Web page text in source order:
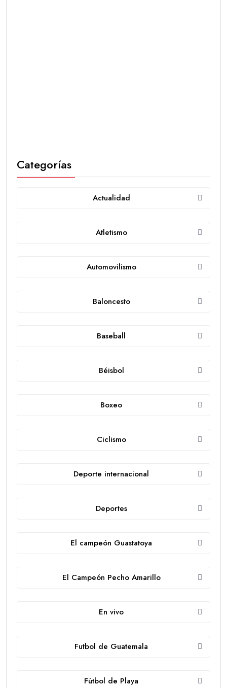
Categorías
Actualidad
Atletismo
Automovilismo
Baloncesto
Baseball
Béisbol
Boxeo
Ciclismo
Deporte internacional
Deportes
El campeón Guastatoya
El Campeón Pecho Amarillo
En vivo
Futbol de Guatemala
Fútbol de Playa